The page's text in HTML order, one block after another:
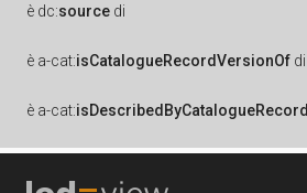
è dc:source di
è a-cat:isCatalogueRecordVersionOf di
è a-cat:isDescribedByCatalogueRecord